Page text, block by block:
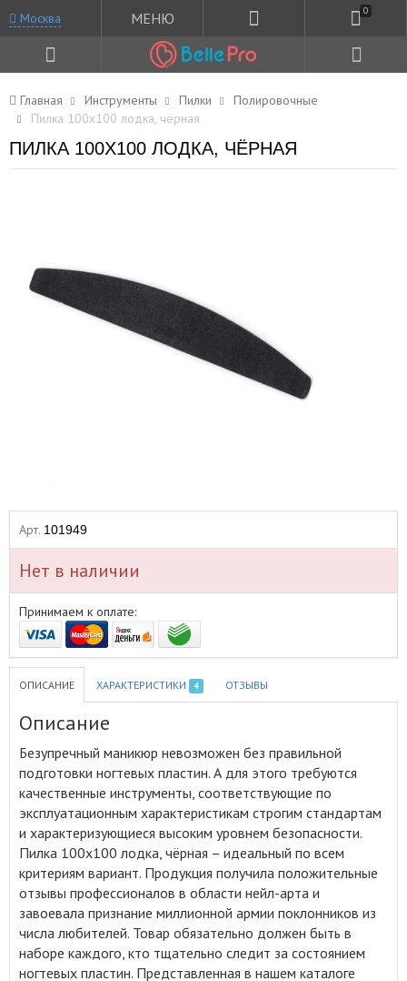
Москва МЕНЮ 0
Главная Инструменты Пилки
Полировочные
Пилка 100x100 лодка, чёрная
ПИЛКА 100X100 ЛОДКА, ЧЁРНАЯ
Арт. 101949
Нет в наличии
Принимаем к оплате:
ОПИСАНИЕ ХАРАКТЕРИСТИКИ 4 ОТЗЫВЫ
Описание
Безупречный маникюр невозможен без правильной
подготовки ногтевых пластин. А для этого требуются
качественные инструменты, соответствующие по
эксплуатационным характеристикам строгим стандартам
и характеризующиеся высоким уровнем безопасности.
Пилка 100x100 лодка, чёрная – идеальный по всем
критериям вариант. Продукция получила положительные
отзывы профессионалов в области нейл-арта и
завоевала признание миллионной армии поклонников из
числа любителей. Товар обязательно должен быть в
наборе каждого, кто тщательно следит за состоянием
ногтевых пластин. Представленная в нашем каталоге